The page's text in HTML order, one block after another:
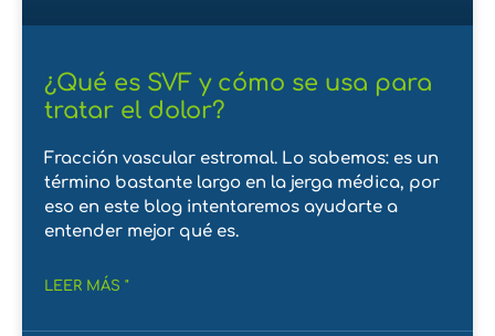
¿Qué es SVF y cómo se usa para
tratar el dolor?
Fracción vascular estromal. Lo sabemos: es un
término bastante largo en la jerga médica, por
eso en este blog intentaremos ayudarte a
entender mejor qué es.
LEER MÁS "